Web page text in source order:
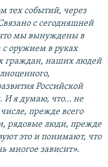
тех событий, через
с сегодняшней
мы вынуждены в
с оружием в руках
граждан, наших людей
Российской
И я думаю, что… не
прежде всего
рядовые люди, прежде
это и понимают, что
многое зависит».